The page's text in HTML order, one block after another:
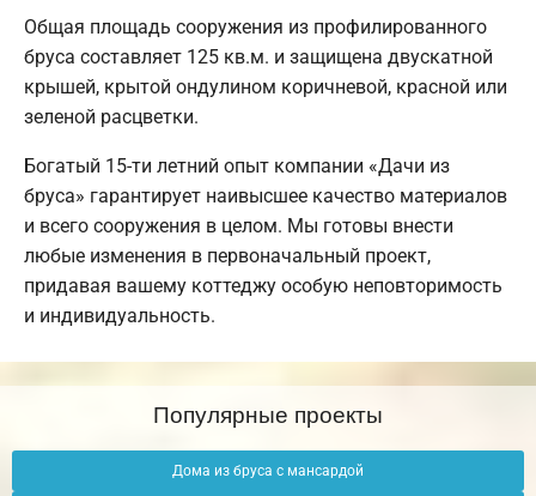
Общая площадь сооружения из профилированного
бруса составляет 125 кв.м. и защищена двускатной
крышей, крытой ондулином коричневой, красной или
зеленой расцветки.
Богатый 15-ти летний опыт компании «Дачи из
бруса» гарантирует наивысшее качество материалов
и всего сооружения в целом. Мы готовы внести
любые изменения в первоначальный проект,
придавая вашему коттеджу особую неповторимость
и индивидуальность.
Популярные проекты
Дома из бруса с мансардой